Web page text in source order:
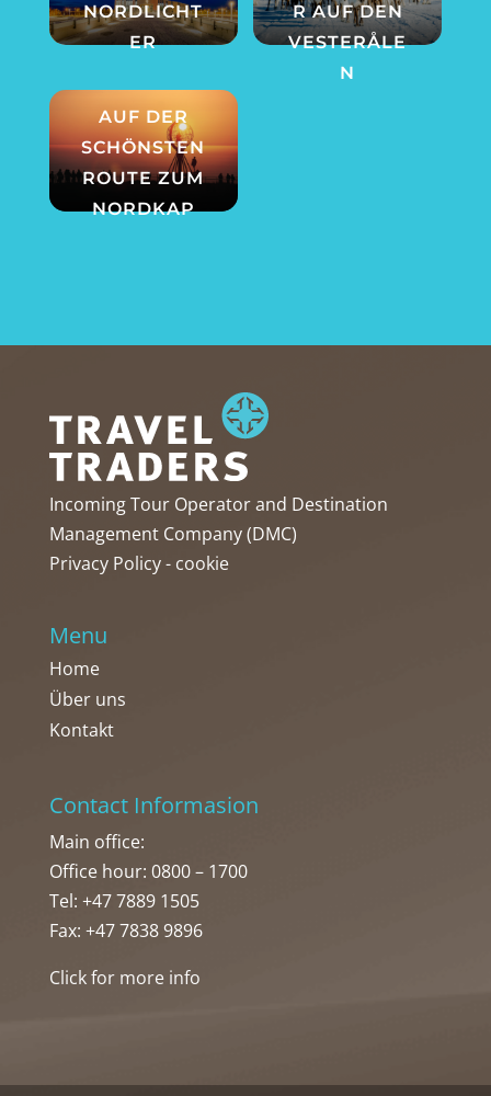
NORDLICHT
ER
R AUF DEN
VESTERÅLE
N
AUF DER
SCHÖNSTEN
ROUTE ZUM
NORDKAP
Incoming Tour Operator and Destination
Management Company (DMC)
Privacy Policy- cookie
Menu
Home
Über uns
Kontakt
Contact Informasion
Main office:
Office hour: 0800 – 1700
Tel: +47 7889 1505
Fax: +47 7838 9896
Click for more info